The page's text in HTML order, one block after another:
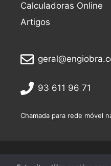
Calculadoras Online
Artigos
93 611 96 71
Chamada para rede móvel